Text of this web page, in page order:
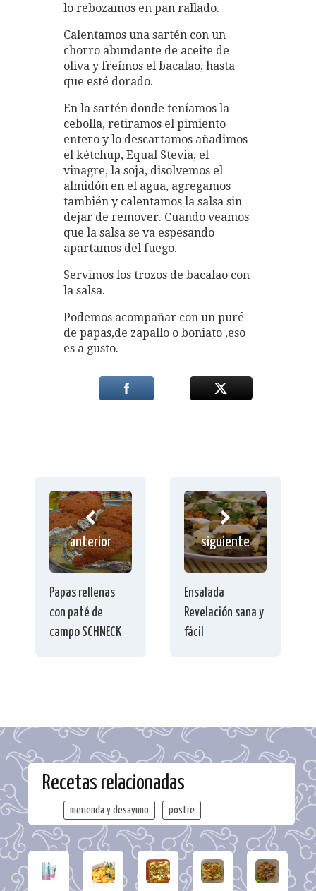
lo rebozamos en pan rallado.
Calentamos una sartén con un
chorro abundante de aceite de
oliva y freímos el bacalao, hasta
que esté dorado.
En la sartén donde teníamos la
cebolla, retiramos el pimiento
entero y lo descartamos añadimos
el kétchup, Equal Stevia, el
vinagre, la soja, disolvemos el
almidón en el agua, agregamos
también y calentamos la salsa sin
dejar de remover. Cuando veamos
que la salsa se va espesando
apartamos del fuego.
Servimos los trozos de bacalao con
la salsa.
Podemos acompañar con un puré
de papas,de zapallo o boniato ,eso
es a gusto.
anterior
Papas rellenas
con paté de
campo SCHNECK
siguiente
Ensalada
Revelación sana y
fácil
Recetas relacionadas
merienda y desayuno postre